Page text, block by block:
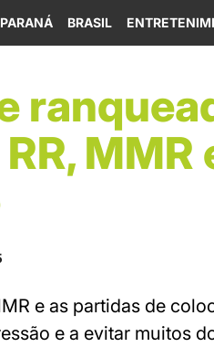
PARANÁ BRASIL
e as partidas de
e a evitar muitos